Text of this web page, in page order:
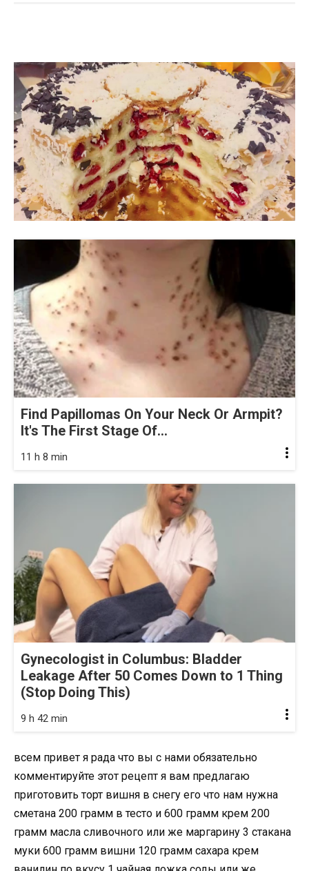
Find Papillomas On Your Neck Or Armpit?
It's The First Stage Of...
11 h 8 min
Gynecologist in Columbus: Bladder
Leakage After 50 Comes Down to 1 Thing
(Stop Doing This)
9 h 42 min
всем привет я рада что вы с нами обязательно
комментируйте этот рецепт я вам предлагаю
приготовить торт вишня в снегу его что нам нужна
сметана 200 грамм в тесто и 600 грамм крем 200
грамм масла сливочного или же маргарину 3 стакана
муки 600 грамм вишни 120 грамм сахара крем